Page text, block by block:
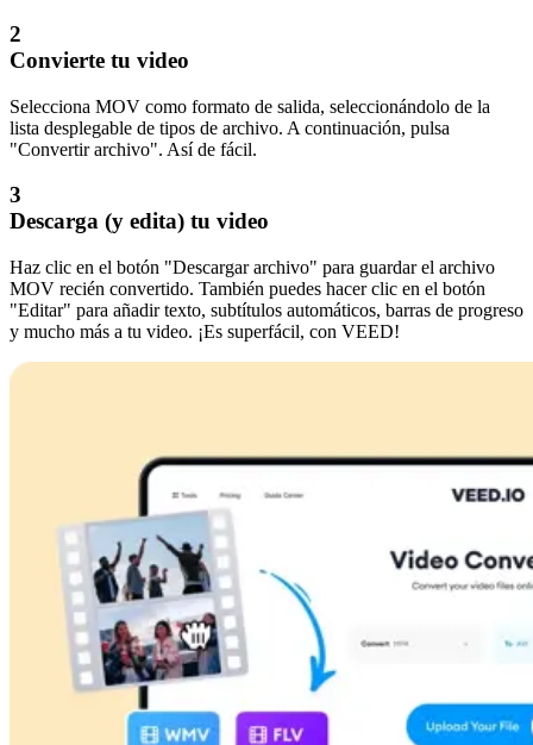
2
Convierte tu video
Selecciona MOV como formato de salida, seleccionándolo de la
lista desplegable de tipos de archivo. A continuación, pulsa
"Convertir archivo". Así de fácil.
3
Descarga (y edita) tu video
Haz clic en el botón "Descargar archivo" para guardar el archivo
MOV recién convertido. También puedes hacer clic en el botón
"Editar" para añadir texto, subtítulos automáticos, barras de progreso
y mucho más a tu video. ¡Es superfácil, con VEED!